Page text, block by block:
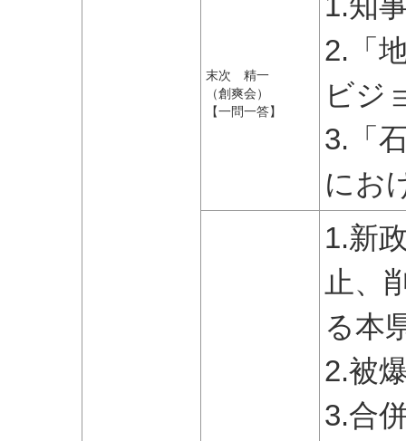
末次 精一
（創爽会）
【一問一答】
2.「
ビジ
3.「
にお
1.新
止、
る本
2.被
3.合